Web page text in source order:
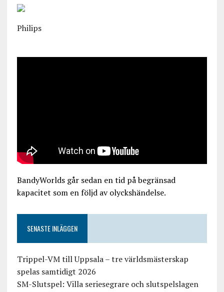
Philips
BandyWorlds går sedan en tid på begränsad
kapacitet som en följd av olyckshändelse.
SENASTE INLÄGGEN
Trippel-VM till Uppsala – tre världsmästerskap
spelas samtidigt 2026
SM-Slutspel: Villa seriesegrare och slutspelslagen